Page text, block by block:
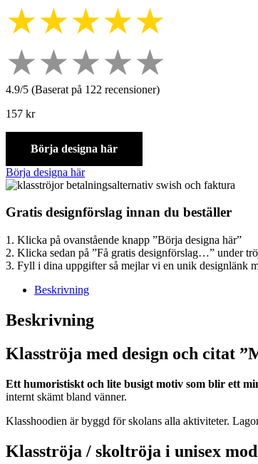
★★★★★
★★★★★
4.9/5 (Baserat på 122 recensioner)
157 kr
Börja designa här
Börja designa här
Gratis designförslag innan du beställer
1. Klicka på ovanstående knapp ”Börja designa här”
2. Klicka sedan på ”Få gratis designförslag…” under
3. Fyll i dina uppgifter så mejlar vi en unik designlänk
Beskrivning
Beskrivning
Klasströja med design och citat
Ett humoristiskt och lite busigt motiv som blir ett
internt skämt bland vänner.
Klasshoodien är byggd för skolans alla aktiviteter.
Klasströja / skoltröja i unisex